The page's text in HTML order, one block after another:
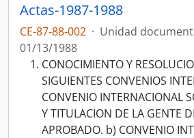
Actas-1987-1988
CE-87-88-002 · Unidad
01/13/1988
CONOCIMIENTO Y
SIGUIENTES CONVENIOS
CONVENIO INTERNACIONAL
Y TITULACION DE LA GENTE
APROBADO. b) CONVENIO